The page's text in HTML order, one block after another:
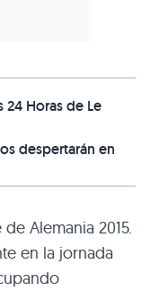
24 Horas de Le
despertarán en
Alemania 2015.
en la jornada